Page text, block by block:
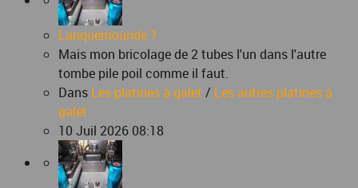
Lanquemounde ?
Mais mon bricolage de 2 tubes l'un dans l'autre
tombe pile poil comme il faut.
Dans Les platines à galet / Les autres platines à
galet
10 Juil 2026 08:18